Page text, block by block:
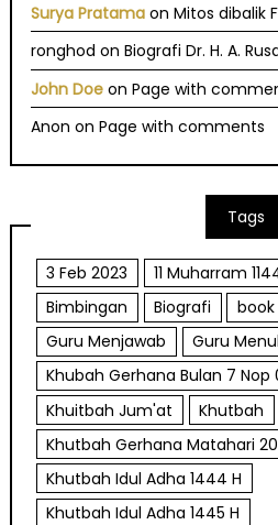
Surya Pratama onMitos dibalik
ronghod onBiografi Dr. H. A.
John Doe onPage with
Anon onPage with comments
Tags
3 Feb 2023 11 Muharram
Bimbingan
Biografi book
Guru Menjawab
Guru
Khubah Gerhana Bulan 7 Nop
Khuitbah Jum'at
Khutbah
Khutbah Gerhana Matahari
Khutbah Idul Adha 1444 H
Khutbah Idul Adha 1445 H